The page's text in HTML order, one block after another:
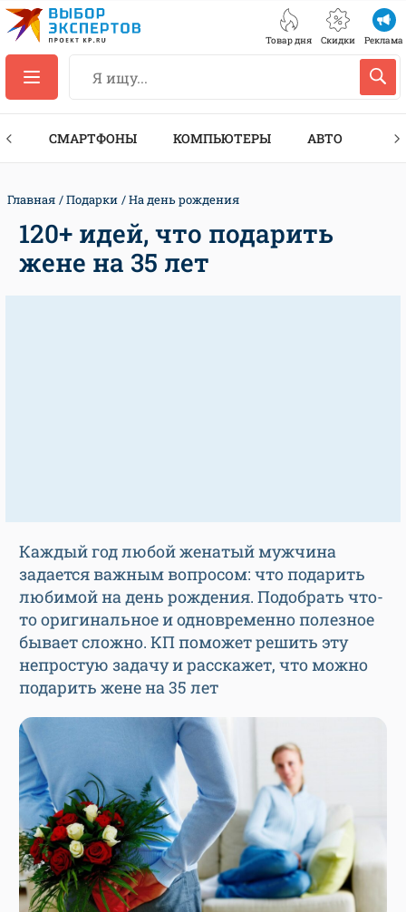
Товар дня Скидки Реклама
СМАРТФОНЫ КОМПЬЮТЕРЫ АВТО
Главная Подарки На день рождения
120+ идей, что подарить
жене на 35 лет
Каждый год любой женатый мужчина
задается важным вопросом: что подарить
любимой на день рождения. Подобрать что-
то оригинальное и одновременно полезное
бывает сложно. КП поможет решить эту
непростую задачу и расскажет, что можно
подарить жене на 35 лет